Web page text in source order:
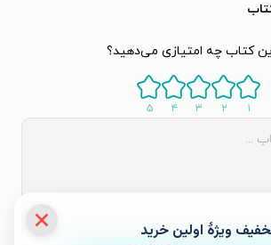
کتاب چه امتیازی می‌دهید؟
۱ ۲ ۳ ۴ ۵